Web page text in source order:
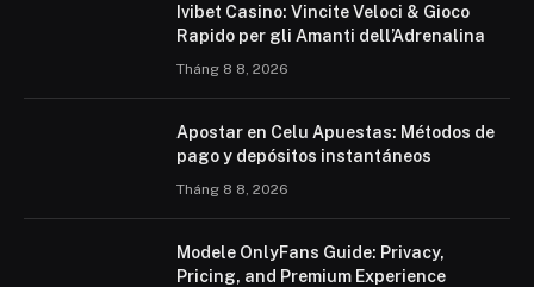
Ivibet Casino: Vincite Veloci & Gioco
Rapido per gli Amanti dell’Adrenalina
Tháng 8 8, 2026
Apostar en Celu Apuestas: Métodos de
pago y depósitos instantáneos
Tháng 8 8, 2026
Modele OnlyFans Guide: Privacy,
Pricing, and Premium Experience